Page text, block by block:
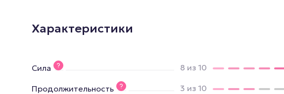
Характеристики
Сила 8 из 10
Продолжительность 3 из 10